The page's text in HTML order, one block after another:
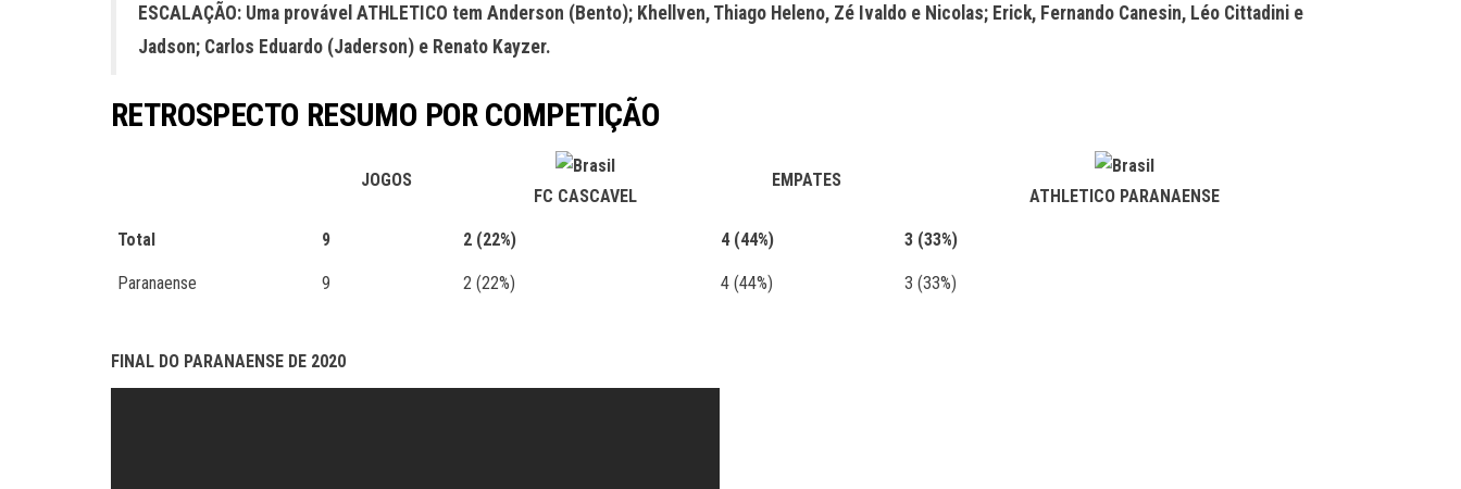
ESCALAÇÃO: Uma provável ATHLETICO tem Anderson (Bento); Khellven, Thiago Heleno, Zé Ivaldo e Nicolas; Erick, Fernando Canesin, Léo Cittadini e
Jadson; Carlos Eduardo (Jaderson) e Renato Kayzer.
RETROSPECTO RESUMO POR COMPETIÇÃO
JOGOS
FC CASCAVEL
EMPATES
ATHLETICO PARANAENSE
Total 9 2 (22%) 4 (44%) 3 (33%)
Paranaense 9 2 (22%) 4 (44%) 3 (33%)
FINAL DO PARANAENSE DE 2020